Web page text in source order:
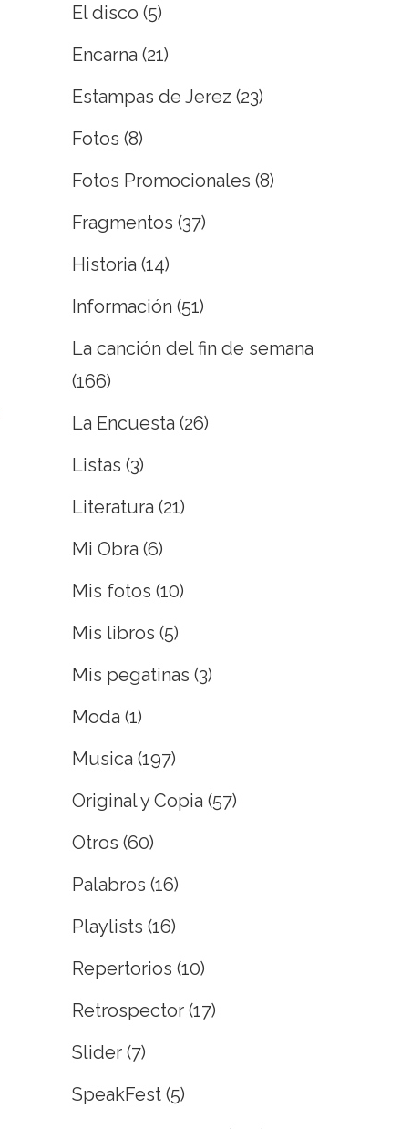
El disco (5)
Encarna (21)
Estampas de Jerez (23)
Fotos (8)
Fotos Promocionales (8)
Fragmentos (37)
Historia (14)
Información (51)
La canción del fin de semana
(166)
La Encuesta (26)
Listas (3)
Literatura (21)
Mi Obra (6)
Mis fotos (10)
Mis libros (5)
Mis pegatinas (3)
Moda (1)
Musica (197)
Original y Copia (57)
Otros (60)
Palabros (16)
Playlists (16)
Repertorios (10)
Retrospector (17)
Slider (7)
SpeakFest (5)